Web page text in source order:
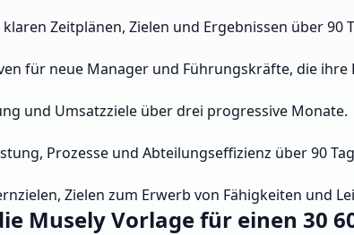
Zeitplänen, Zielen und Ergebnissen über 90
für neue Manager und Führungskräfte, die ihre
und Umsatzziele über drei progressive Monate.
Prozesse und Abteilungseffizienz über 90
Zielen zum Erwerb von Fähigkeiten und
Musely Vorlage für einen 30